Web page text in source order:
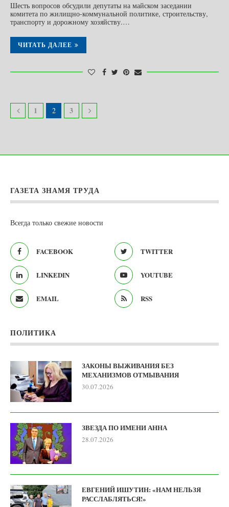
Шесть вопросов обсудили депутаты на майском заседании
комитета по жилищно-коммунальной политике, строительству,
транспорту и дорожному хозяйству.…
ЧИТАТЬ ДАЛЕЕ
1 2 3
ГАЗЕТА ЗНАМЯ ТРУДА
Всегда только свежие новости
FACEBOOK TWITTER
LINKEDIN YOUTUBE
EMAIL RSS
ПОЛИТИКА
ЗАКОНЫ ВЫЖИВАНИЯ БЕЗ
МЕХАНИЗМОВ ОТМЫВАНИЯ
30.07.2026
ЗВЕЗДА ПО ИМЕНИ АННА
28.07.2026
ЕВГЕНИЙ ИШУТИН: «НАМ НЕЛЬЗЯ
РАССЛАБЛЯТЬСЯ!»